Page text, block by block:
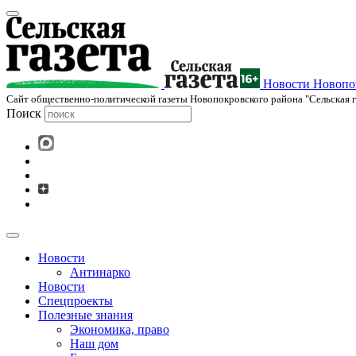
Новости
Cайт общественно-политической газеты Новопокровского района "Сельская
Поиск
Новости
Антинарко
Новости
Спецпроекты
Полезные знания
Экономика, право
Наш дом